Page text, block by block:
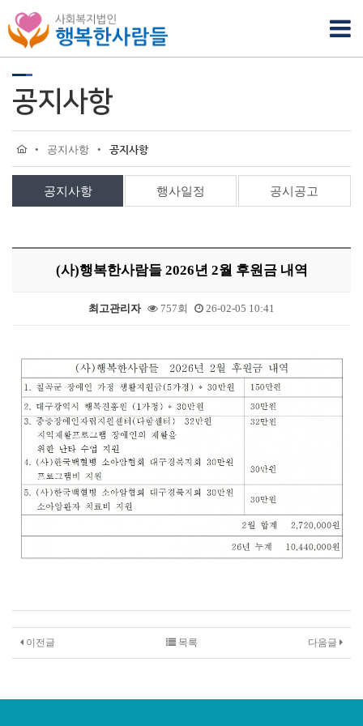
공지사항
• 공지사항 • 공지사항
공지사항 행사일정 공시공고
(사)행복한사람들 2026년 2월 후원금 내역
최고관리자 757회 26-02-05 10:41
이전글 다음글
목록